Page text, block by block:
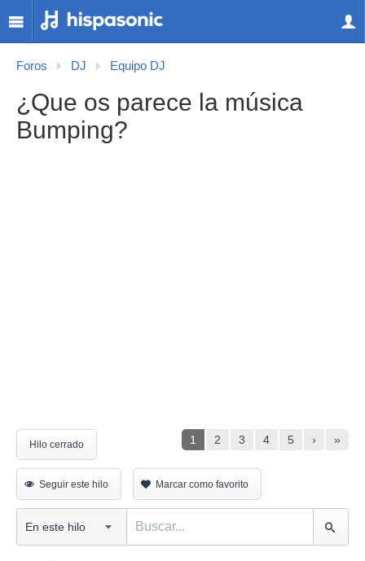
Foros DJ Equipo DJ
¿Que os parece la música
Bumping?
1 2 3 4 5 › »
Hilo cerrado
Seguir este hilo Marcar como favorito